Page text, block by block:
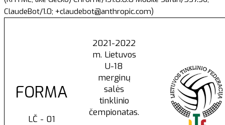
ClaudeBot/1.0; +claudebot@anthropic.com)
FORMA
LČ - 01
2021-2022
m. Lietuvos
U-18
merginų
salės
tinklinio
čempionatas.